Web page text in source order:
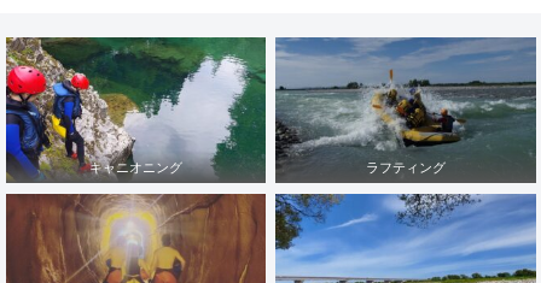
キャニオニング ラフティング